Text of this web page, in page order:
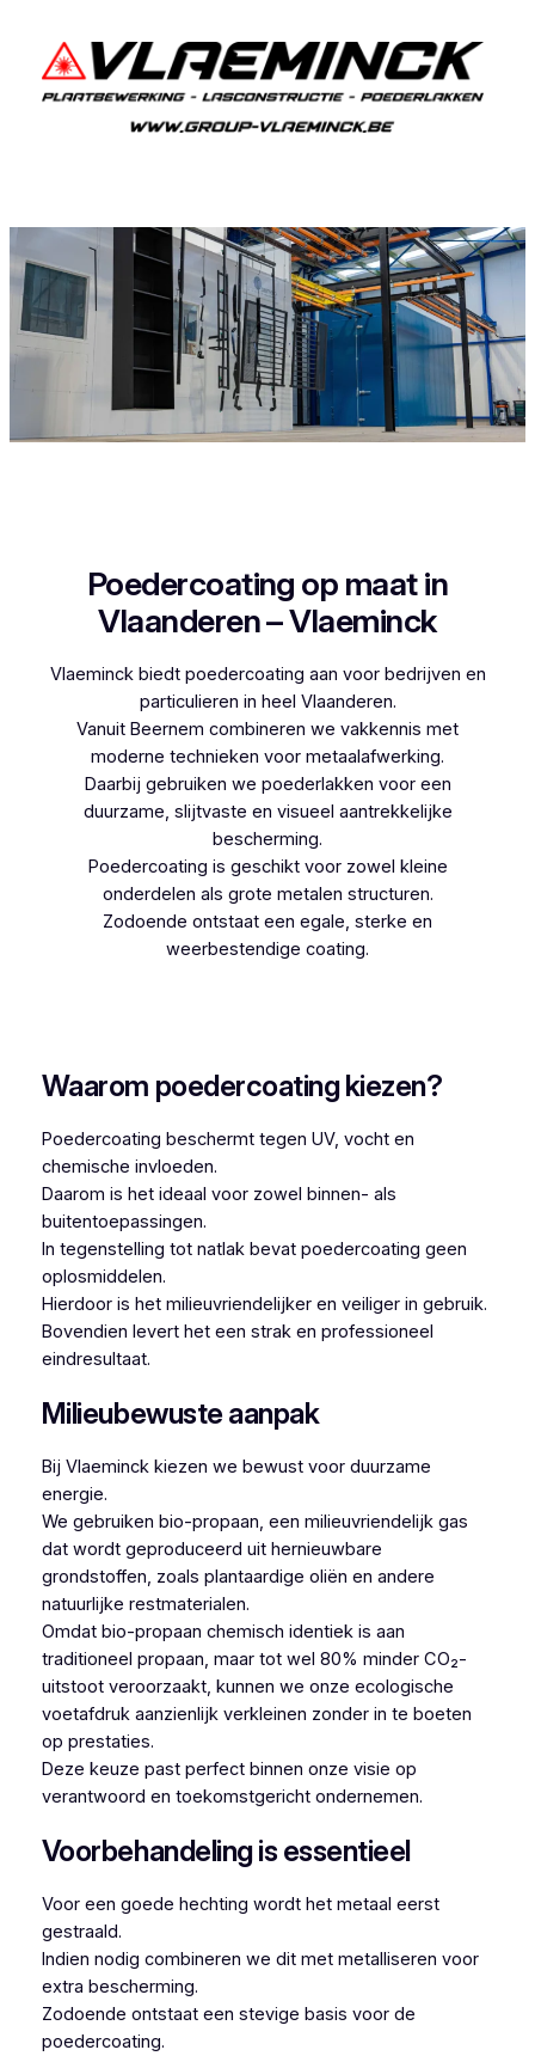
Poedercoating op maat in
Vlaanderen – Vlaeminck
Vlaeminck biedt poedercoating aan voor bedrijven en
particulieren in heel Vlaanderen.
Vanuit Beernem combineren we vakkennis met
moderne technieken voor metaalafwerking.
Daarbij gebruiken we poederlakken voor een
duurzame, slijtvaste en visueel aantrekkelijke
bescherming.
Poedercoating is geschikt voor zowel kleine
onderdelen als grote metalen structuren.
Zodoende ontstaat een egale, sterke en
weerbestendige coating.
Waarom poedercoating kiezen?
Poedercoating beschermt tegen UV, vocht en
chemische invloeden.
Daarom is het ideaal voor zowel binnen- als
buitentoepassingen.
In tegenstelling tot natlak bevat poedercoating geen
oplosmiddelen.
Hierdoor is het milieuvriendelijker en veiliger in gebruik.
Bovendien levert het een strak en professioneel
eindresultaat.
Milieubewuste aanpak
Bij Vlaeminck kiezen we bewust voor duurzame
energie.
We gebruiken bio-propaan, een milieuvriendelijk gas
dat wordt geproduceerd uit hernieuwbare
grondstoffen, zoals plantaardige oliën en andere
natuurlijke restmaterialen.
Omdat bio-propaan chemisch identiek is aan
traditioneel propaan, maar tot wel 80% minder CO₂-
uitstoot veroorzaakt, kunnen we onze ecologische
voetafdruk aanzienlijk verkleinen zonder in te boeten
op prestaties.
Deze keuze past perfect binnen onze visie op
verantwoord en toekomstgericht ondernemen.
Voorbehandeling is essentieel
Voor een goede hechting wordt het metaal eerst
gestraald.
Indien nodig combineren we dit met metalliseren voor
extra bescherming.
Zodoende ontstaat een stevige basis voor de
poedercoating.